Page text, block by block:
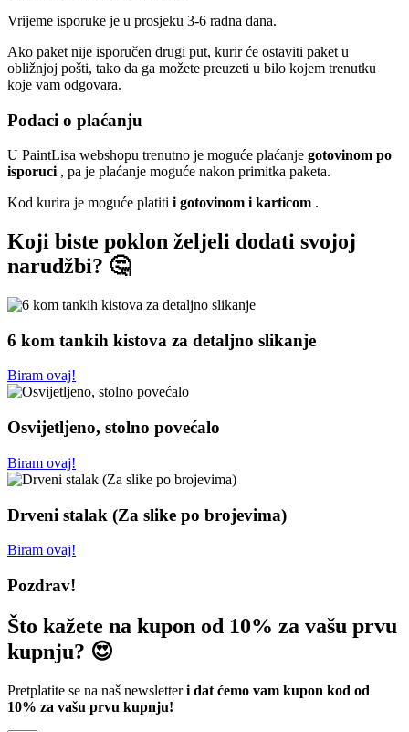
Vrijeme isporuke je u prosjeku 3-6 radna dana.
Ako paket nije isporučen drugi put, kurir će ostaviti paket u
obližnjoj pošti, tako da ga možete preuzeti u bilo kojem trenutku
koje vam odgovara.
Podaci o plaćanju
U PaintLisa webshopu trenutno je moguće plaćanje gotovinom po
isporuci , pa je plaćanje moguće nakon primitka paketa.
Kod kurira je moguće platiti i gotovinom i karticom .
Koji biste poklon željeli dodati svojoj
narudžbi? 🤔
6 kom tankih kistova za detaljno slikanje
Biram ovaj!
Osvijetljeno, stolno povećalo
Biram ovaj!
Drveni stalak (Za slike po brojevima)
Biram ovaj!
Pozdrav!
Što kažete na kupon od 10% za vašu prvu
kupnju? 😍
Pretplatite se na naš newsletteri dat ćemo vam kupon kod od
10% za vašu prvu kupnju!